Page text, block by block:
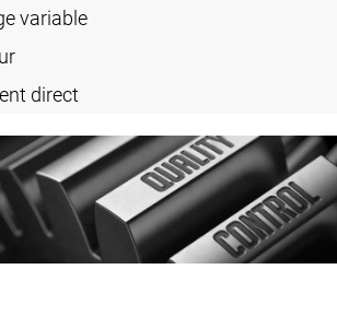
variable
direct